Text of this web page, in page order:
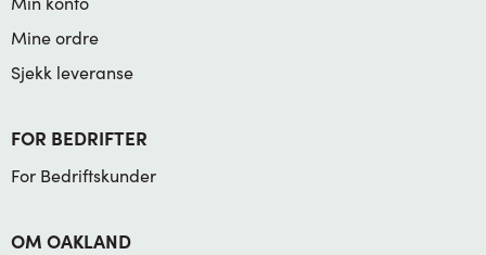
Mine ordre
Sjekk leveranse
FOR BEDRIFTER
For Bedriftskunder
OM OAKLAND